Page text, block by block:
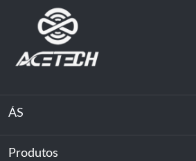
ÁS
Sobre nós
Produtos